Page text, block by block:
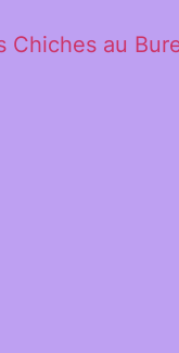
Chiches au